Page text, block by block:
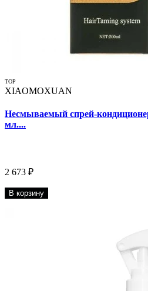
TOP
XIAOMOXUAN
Несмываемый спрей-
мл....
2 673 ₽
В корзину